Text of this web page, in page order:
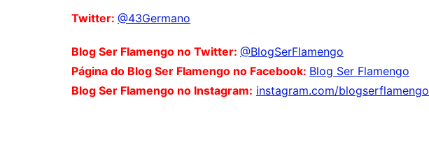
Twitter: @43Germano
Blog Ser Flamengo no Twitter: @BlogSerFlamengo
Página do Blog Ser Flamengo no Facebook: Blog Ser Flamengo
Blog Ser Flamengo no Instagram: instagram.com/blogserflamengo